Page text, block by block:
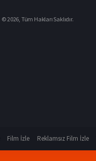
© 2026, Tüm Hakları Saklıdır.
Film İzle Reklamsız Film İzle